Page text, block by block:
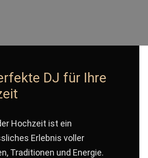
DJ für Ihre
Hochzeit ist ein
Erlebnis voller
Traditionen und Energie.